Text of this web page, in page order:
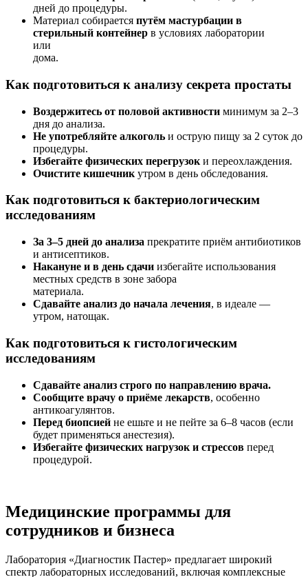
дней до процедуры.
Материал собирается путём мастурбации в
стерильный контейнер в условиях лаборатории
или
дома.
Как подготовиться к анализу секрета простаты
Воздержитесь от половой активности минимум за 2–3
дня до анализа.
Не употребляйте алкоголь и острую пищу за 2 суток до
процедуры.
Избегайте физических перегрузок и переохлаждения.
Очистите кишечник утром в день обследования.
Как подготовиться к бактериологическим
исследованиям
За 3–5 дней до анализа прекратите приём антибиотиков
и антисептиков.
Накануне и в день сдачи избегайте использования
местных средств в зоне забора
материала.
Сдавайте анализ до начала лечения, в идеале —
утром, натощак.
Как подготовиться к гистологическим
исследованиям
Сдавайте анализ строго по направлению врача.
Сообщите врачу о приёме лекарств, особенно
антикоагулянтов.
Перед биопсией не ешьте и не пейте за 6–8 часов (если
будет применяться анестезия).
Избегайте физических нагрузок и стрессов перед
процедурой.
Медицинские программы для
сотрудников и бизнеса
Лаборатория «Диагностик Пастер» предлагает широкий
спектр лабораторных исследований, включая комплексные